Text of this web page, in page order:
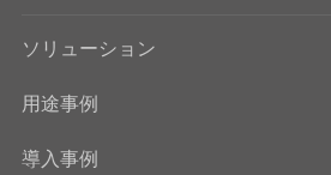
ソリューション
用途事例
導入事例